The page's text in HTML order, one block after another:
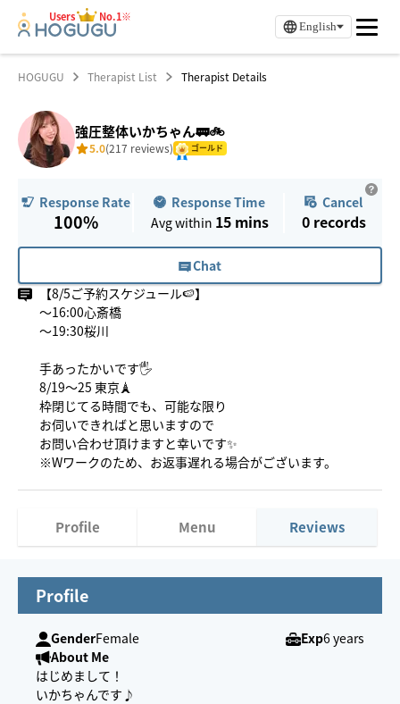
Users No.1※
English
HOGUGU Therapist List Therapist Details
強圧整体いかちゃん🚃🚲
5.0(217 reviews) ゴールド
Response Rate
100%
Response Time
Avg within 15 mins
Cancel
0 records
Chat
【8/5ご予約スケジュール🍉】
〜16:00心斎橋
〜19:30桜川
手あったかいです🖐️
8/19〜25 東京🗼
枠閉じてる時間でも、可能な限り
お伺いできればと思いますので
お問い合わせ頂けますと幸いです✨
※Wワークのため、お返事遅れる場合がございます。
Profile Menu Reviews
Profile
GenderFemale Exp6 years
About Me
はじめまして！
いかちゃんです♪